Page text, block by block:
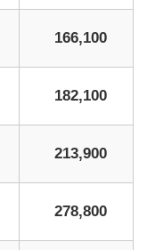
166,100
182,100
213,900
278,800